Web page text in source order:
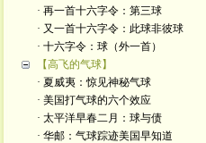
· 再一首十六字令：第三球
· 又一首十六字令：此球非彼球
· 十六字令：球（外一首）
【高飞的气球】
· 夏威夷：惊见神秘气球
· 美国打气球的六个效应
· 太平洋早春二月：球与债
· 华邮：气球踪迹美国早知道